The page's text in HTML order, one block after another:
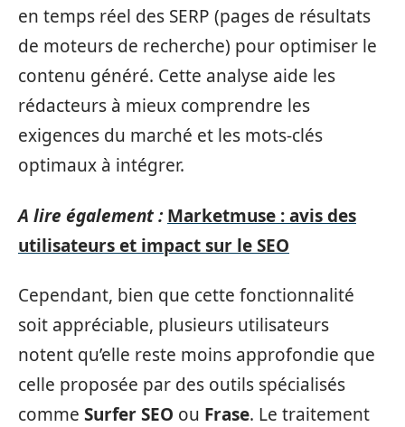
en temps réel des SERP (pages de résultats
de moteurs de recherche) pour optimiser le
contenu généré. Cette analyse aide les
rédacteurs à mieux comprendre les
exigences du marché et les mots-clés
optimaux à intégrer.
A lire également : Marketmuse : avis des
utilisateurs et impact sur le SEO
Cependant, bien que cette fonctionnalité
soit appréciable, plusieurs utilisateurs
notent qu’elle reste moins approfondie que
celle proposée par des outils spécialisés
comme Surfer SEO ou Frase. Le traitement